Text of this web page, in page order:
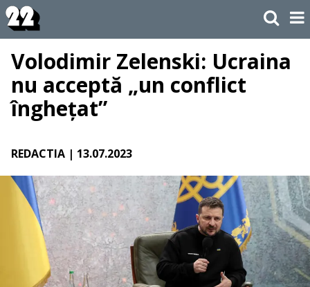
Volodimir Zelenski: Ucraina
nu acceptă „un conflict
înghețat”
REDACTIA | 13.07.2023